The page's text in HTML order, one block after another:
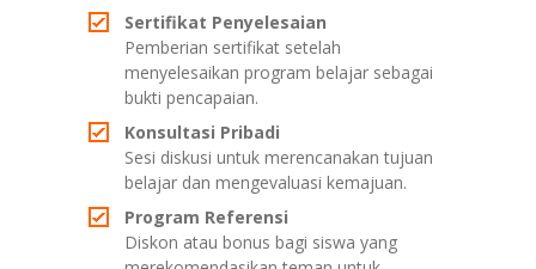
Sertifikat Penyelesaian
Pemberian sertifikat setelah
menyelesaikan program belajar sebagai
bukti pencapaian.
Konsultasi Pribadi
Sesi diskusi untuk merencanakan tujuan
belajar dan mengevaluasi kemajuan.
Program Referensi
Diskon atau bonus bagi siswa yang